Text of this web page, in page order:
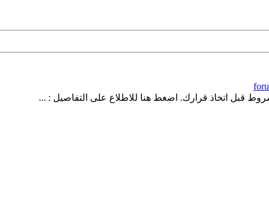
قبل اتخاذ قرارك. اضغط هنا للاطلاع على التفاصيل : ...